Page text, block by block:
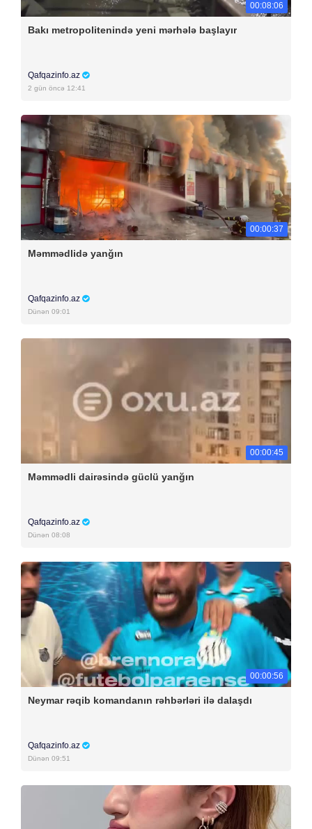
00:08:06
Bakı metropolitenində yeni mərhələ başlayır
Qafqazinfo.az
2 gün öncə 12:41
00:00:37
Məmmədlidə yanğın
Qafqazinfo.az
Dünən 09:01
00:00:45
Məmmədli dairəsində güclü yanğın
Qafqazinfo.az
Dünən 08:08
00:00:56
Neymar rəqib komandanın rəhbərləri ilə dalaşdı
Qafqazinfo.az
Dünən 09:51